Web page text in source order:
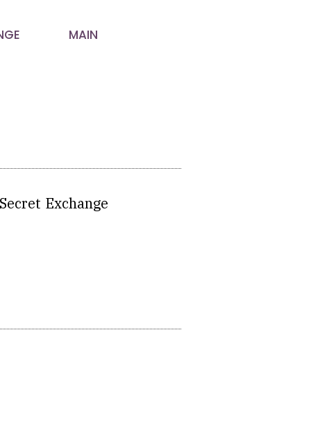
MAIN
Exchange